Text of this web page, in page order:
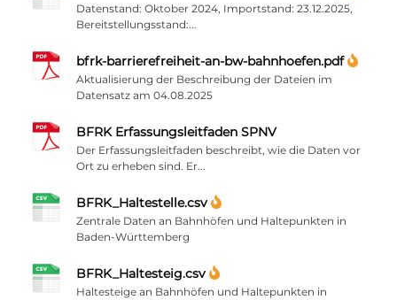
Datenstand: Oktober 2024, Importstand: 23.12.2025,
Bereitstellungsstand:...
bfrk-barrierefreiheit-an-bw-bahnhoefen.pdf
Aktualisierung der Beschreibung der Dateien im
Datensatz am 04.08.2025
BFRK Erfassungsleitfaden SPNV
Der Erfassungsleitfaden beschreibt, wie die Daten vor
Ort zu erheben sind. Er...
BFRK_Haltestelle.csv
Zentrale Daten an Bahnhöfen und Haltepunkten in
Baden-Württemberg
BFRK_Haltesteig.csv
Haltesteige an Bahnhöfen und Haltepunkten in